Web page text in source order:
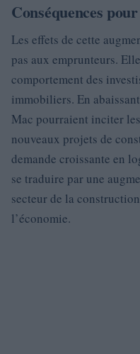
Conséquences
Les effets de cette
pas aux emprunteurs.
comportement des
immobiliers. En
Mac pourraient inciter
nouveaux projets de
demande croissante en
se traduire par une
secteur de la
l’économie.